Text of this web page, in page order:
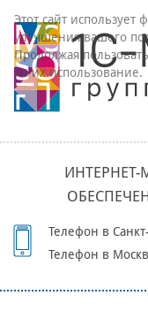
Телефон в
Телефон в
Этот сайт использует
улучшения вашего
Продолжая
на их использование.